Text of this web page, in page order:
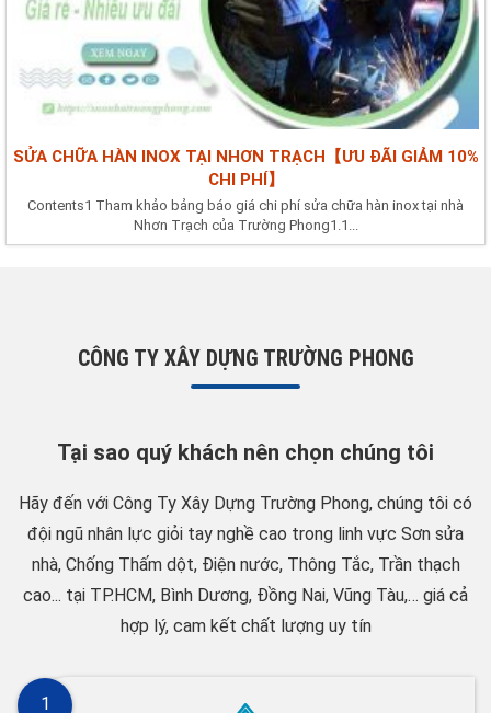
SỬA CHỮA HÀN INOX TẠI NHƠN TRẠCH【ƯU ĐÃI GIẢM 10%
CHI PHÍ】
Contents1 Tham khảo bảng báo giá chi phí sửa chữa hàn inox tại nhà
Nhơn Trạch của Trường Phong1.1...
CÔNG TY XÂY DỰNG TRƯỜNG PHONG
Tại sao quý khách nên chọn chúng tôi
Hãy đến với Công Ty Xây Dựng Trường Phong, chúng tôi có
đội ngũ nhân lực giỏi tay nghề cao trong linh vực Sơn sửa
nhà, Chống Thấm dột, Điện nước, Thông Tắc, Trần thạch
cao... tại TP.HCM, Bình Dương, Đồng Nai, Vũng Tàu,… giá cả
hợp lý, cam kết chất lượng uy tín
1